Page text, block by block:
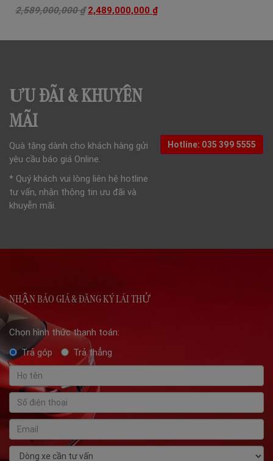
2,589,000,000₫ 2,489,000,000 ₫
ƯU ĐÃI & KHUYẾN
MÃI
Quà tặng dành cho khách hàng gửi
yêu cầu báo giá Online.
* Quý khách vui lòng liên hệ hotline
tư vấn, nhận thông tin ưu đãi và
khuyễn mãi.
Hotline: 035 399 5555
NHẬN BÁO GIÁ & ĐĂNG KÝ LÁI THỬ
Chọn hình thức thanh toán:
Trả góp
Trả thẳng